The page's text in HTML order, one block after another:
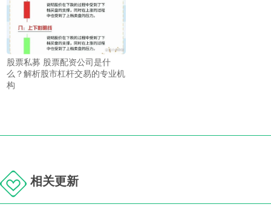
股票私募 股票配资公司是什
么？解析股市杠杆交易的专业机
构
相关更新